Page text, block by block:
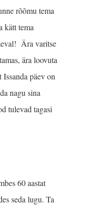
rõõmu tema
kätt tema
Ära varitse
ära loovuta
Issanda päev on
nagu sina
tulevad tagasi
60 aastat
seda lugu. Ta